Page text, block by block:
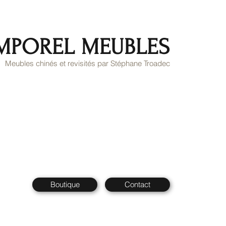
MEUBLES
Meubles chinés et revisités par Stéphane Troadec
Boutique Contact